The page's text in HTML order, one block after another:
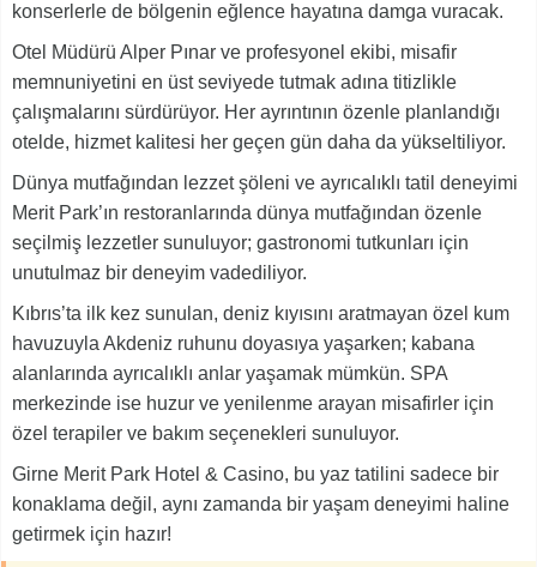
konserlerle de bölgenin eğlence hayatına damga vuracak.
Otel Müdürü Alper Pınar ve profesyonel ekibi, misafir
memnuniyetini en üst seviyede tutmak adına titizlikle
çalışmalarını sürdürüyor. Her ayrıntının özenle planlandığı
otelde, hizmet kalitesi her geçen gün daha da yükseltiliyor.
Dünya mutfağından lezzet şöleni ve ayrıcalıklı tatil deneyimi
Merit Park’ın restoranlarında dünya mutfağından özenle
seçilmiş lezzetler sunuluyor; gastronomi tutkunları için
unutulmaz bir deneyim vadediliyor.
Kıbrıs’ta ilk kez sunulan, deniz kıyısını aratmayan özel kum
havuzuyla Akdeniz ruhunu doyasıya yaşarken; kabana
alanlarında ayrıcalıklı anlar yaşamak mümkün. SPA
merkezinde ise huzur ve yenilenme arayan misafirler için
özel terapiler ve bakım seçenekleri sunuluyor.
Girne Merit Park Hotel & Casino, bu yaz tatilini sadece bir
konaklama değil, aynı zamanda bir yaşam deneyimi haline
getirmek için hazır!